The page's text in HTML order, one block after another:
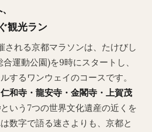
観光ラン
される京都マラソンは、たけびし
運動公園)を9時にスタートし、
するワンウェイのコースです。
和寺・龍安寺・金閣寺・上賀茂
という7つの世界文化遺産の近くを
数字で語る速さよりも、京都と